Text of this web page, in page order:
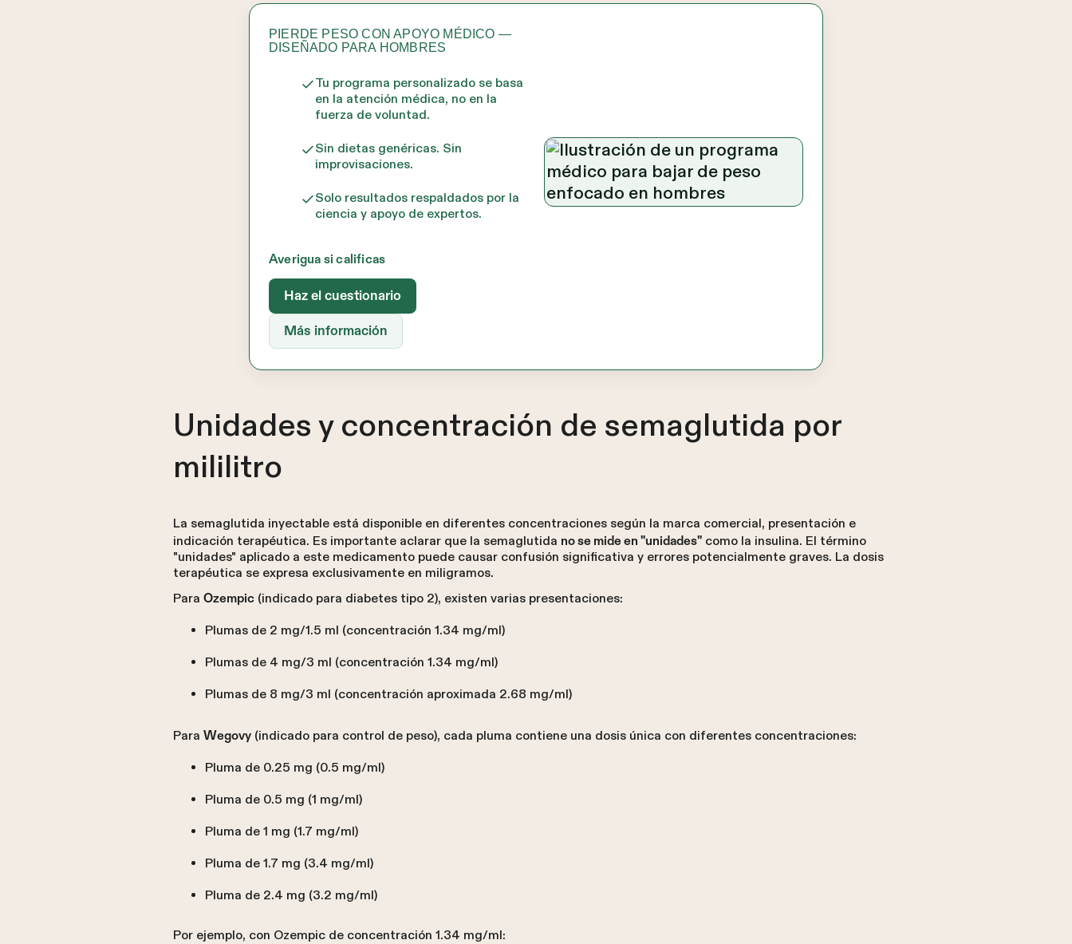
PIERDE PESO CON APOYO MÉDICO —
DISEÑADO PARA HOMBRES
Tu programa personalizado se basa
en la atención médica, no en la
fuerza de voluntad.
Sin dietas genéricas. Sin
improvisaciones.
Solo resultados respaldados por la
ciencia y apoyo de expertos.
Averigua si calificas
Haz el cuestionario
Más información
Unidades y concentración de semaglutida por
mililitro
La semaglutida inyectable está disponible en diferentes concentraciones según la marca comercial, presentación e
indicación terapéutica. Es importante aclarar que la semaglutida no se mide en "unidades"como la insulina. El término
"unidades" aplicado a este medicamento puede causar confusión significativa y errores potencialmente graves. La dosis
terapéutica se expresa exclusivamente en miligramos.
Para Ozempic(indicado para diabetes tipo 2), existen varias presentaciones:
Plumas de 2 mg/1.5 ml (concentración 1.34 mg/ml)
Plumas de 4 mg/3 ml (concentración 1.34 mg/ml)
Plumas de 8 mg/3 ml (concentración aproximada 2.68 mg/ml)
Para Wegovy(indicado para control de peso), cada pluma contiene una dosis única con diferentes concentraciones:
Pluma de 0.25 mg (0.5 mg/ml)
Pluma de 0.5 mg (1 mg/ml)
Pluma de 1 mg (1.7 mg/ml)
Pluma de 1.7 mg (3.4 mg/ml)
Pluma de 2.4 mg (3.2 mg/ml)
Por ejemplo, con Ozempic de concentración 1.34 mg/ml: